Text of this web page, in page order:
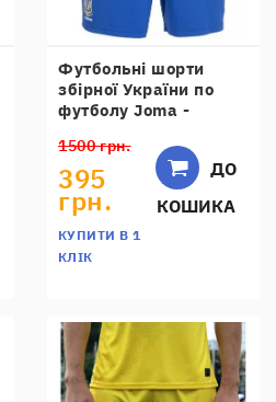
Футбольні шорти
збірної України по
футболу Joma -
1500 грн.
395
грн.
КУПИТИ В 1
КЛІК
ДО
КОШИКА